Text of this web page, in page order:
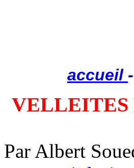
accueil
VELLEITES
Par Albert